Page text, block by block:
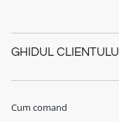
GHIDUL CLIENTULUI
Cum comand